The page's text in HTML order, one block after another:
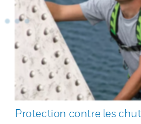
Protection contre les